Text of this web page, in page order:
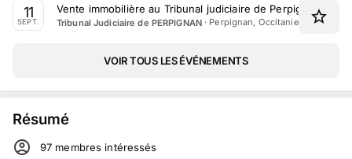
11
SEPT.
Vente immobilière au Tribunal judiciaire de Perpignan le 11
Tribunal Judiciaire de PERPIGNAN· Perpignan, Occitanie
VOIR TOUS LES ÉVÉNEMENTS
Résumé
97 membres intéressés